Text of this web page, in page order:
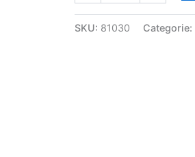
SKU: 81030 Categorie: